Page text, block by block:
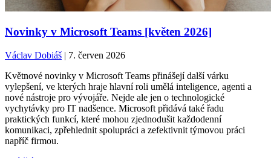
Novinky v Microsoft Teams [květen 2026]
Václav Dobiáš | 7. červen 2026
Květnové novinky v Microsoft Teams přinášejí další várku
vylepšení, ve kterých hraje hlavní roli umělá inteligence, agenti a
nové nástroje pro vývojáře. Nejde ale jen o technologické
vychytávky pro IT nadšence. Microsoft přidává také řadu
praktických funkcí, které mohou zjednodušit každodenní
komunikaci, zpřehlednit spolupráci a zefektivnit týmovou práci
napříč firmou.